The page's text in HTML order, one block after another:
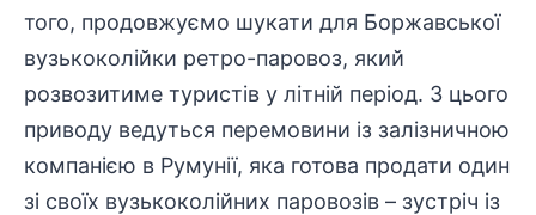
того, продовжуємо шукати для Боржавської
вузькоколійки ретро-паровоз, який
розвозитиме туристів у літній період. З цього
приводу ведуться перемовини із залізничною
компанією в Румунії, яка готова продати один
зі своїх вузькоколійних паровозів – зустріч із